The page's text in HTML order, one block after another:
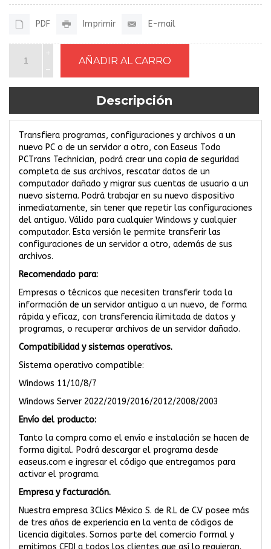
PDF Imprimir E-mail
Descripción
Transfiera programas, configuraciones y archivos a un
nuevo PC o de un servidor a otro, con Easeus Todo
PCTrans Technician, podrá crear una copia de seguridad
completa de sus archivos, rescatar datos de un
computador dañado y migrar sus cuentas de usuario a un
nuevo sistema. Podrá trabajar en su nuevo dispositivo
inmediatamente, sin tener que repetir las configuraciones
del antiguo. Válido para cualquier Windows y cualquier
computador. Esta versión le permite transferir las
configuraciones de un servidor a otro, además de sus
archivos.
Recomendado para:
Empresas o técnicos que necesiten transferir toda la
información de un servidor antiguo a un nuevo, de forma
rápida y eficaz, con transferencia ilimitada de datos y
programas, o recuperar archivos de un servidor dañado.
Compatibilidad y sistemas operativos.
Sistema operativo compatible:
Windows 11/10/8/7
Windows Server 2022/2019/2016/2012/2008/2003
Envío del producto:
Tanto la compra como el envío e instalación se hacen de
forma digital. Podrá descargar el programa desde
easeus.com e ingresar el código que entregamos para
activar el programa.
Empresa y facturación.
Nuestra empresa 3Clics México S. de R.L de C.V posee más
de tres años de experiencia en la venta de códigos de
licencia digitales. Somos parte del comercio formal y